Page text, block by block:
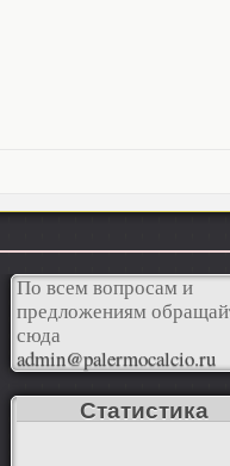
По всем вопросам и
предложениям
сюда
admin@palermocalcio.ru
Статистика